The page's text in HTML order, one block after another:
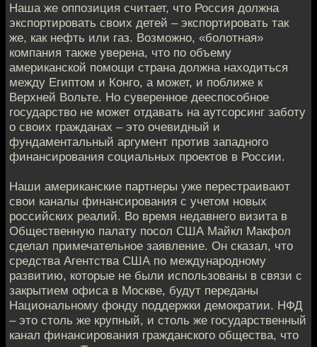
Наша же оппозиция считает, что Россия должна
экспортировать своих детей – экспортировать так
же, как нефть или газ. Возможно, «болотная»
компания также уверена, что по объему
американской помощи страна должна находиться
между Египтом и Конго, а может, и поближе к
Верхней Вольте. Но суверенное дееспособное
государство не может отдавать на аутсорсинг заботу
о своих гражданах – это очевидный и
фундаментальный аргумент против западного
финансирования социальных проектов в России.
Наши американские партнеры уже перестраивают
свои каналы финансирования с учетом новых
российских реалий. Во время недавнего визита в
Общественную палату посол США Майкл Макфол
сделал примечательное заявление. Он сказал, что
средства Агентства США по международному
развитию, которые не были использованы в связи с
закрытием офиса в Москве, будут переданы
Национальному фонду поддержки демократии. НФД
– это столь же крупный, и столь же государственный
канал финансирования гражданского общества, что